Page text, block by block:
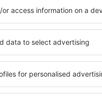
(BYO)
(RBB)
Brigadeiro Camarao (BVH)
(CFB)